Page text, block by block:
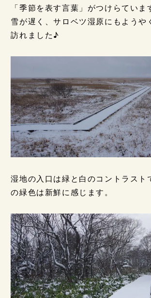
「季節を表す言葉」がつけらていま
雪が遅く、サロベツ湿原にもようや
訪れました♪
湿地の入口は緑と白のコントラスト
の緑色は新鮮に感じます。